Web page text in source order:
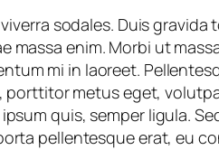
sodales. Duis
massa enim. Morbi ut
mi in laoreet.
porttitor metus eget,
quis, semper ligula.
pellentesque erat, eu